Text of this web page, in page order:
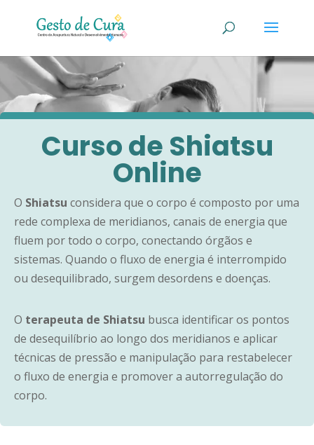
Curso de Shiatsu
Online
O Shiatsu considera que o corpo é composto por uma
rede complexa de meridianos, canais de energia que
fluem por todo o corpo, conectando órgãos e
sistemas. Quando o fluxo de energia é interrompido
ou desequilibrado, surgem desordens e doenças.
O terapeuta de Shiatsu busca identificar os pontos
de desequilíbrio ao longo dos meridianos e aplicar
técnicas de pressão e manipulação para restabelecer
o fluxo de energia e promover a autorregulação do
corpo.